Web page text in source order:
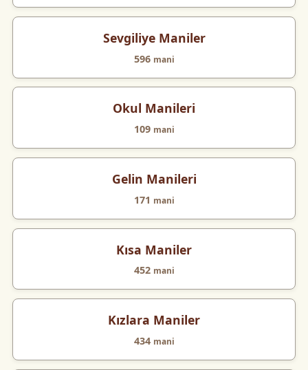
Sevgiliye Maniler
596 mani
Okul Manileri
109 mani
Gelin Manileri
171 mani
Kısa Maniler
452 mani
Kızlara Maniler
434 mani